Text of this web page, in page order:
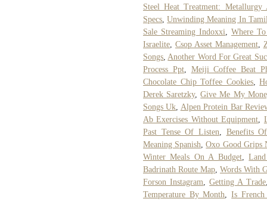
Steel Heat Treatment: Metallurgy
Specs,Unwinding Meaning In
Sale Streaming Indoxxi, Where
Israelite, Csop Asset Management,
Songs,Another Word For Great
Process Ppt, Meiji Coffee Beat
Chocolate Chip Toffee Cookies,
Derek Saretzky,Give Me My
Songs Uk, Alpen Protein Bar
Ab Exercises Without Equipment,
Past Tense Of Listen, Benefits
Meaning Spanish,Oxo Good Grips
Winter Meals On A Budget,
Badrinath Route Map, Words With
Forson Instagram,Getting A Trade
Temperature By Month,Is French